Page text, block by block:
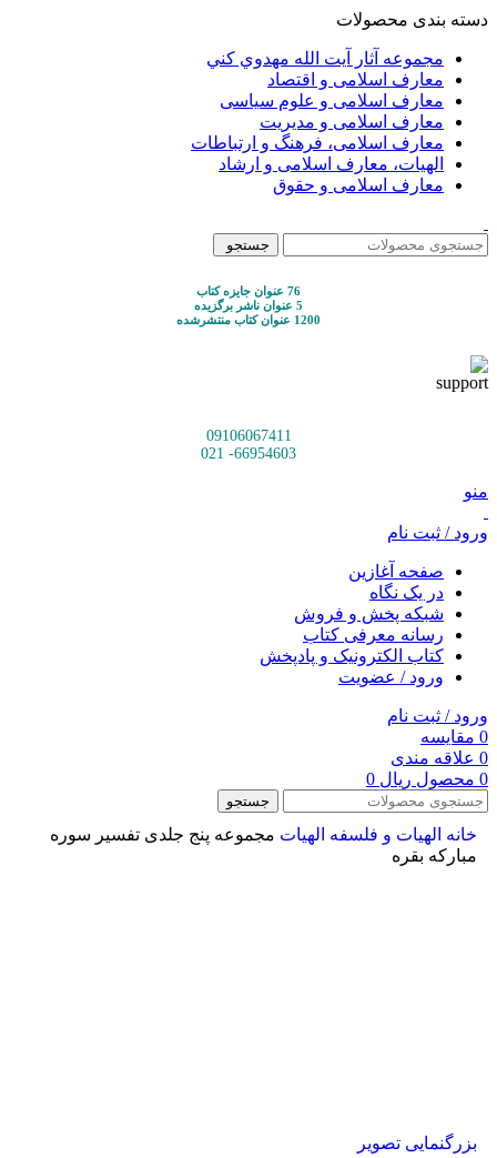
دسته بندی محصولات
مجموعه آثار آيت الله مهدوي كني
معارف اسلامی و اقتصاد
معارف اسلامی و علوم سیاسی
معارف اسلامی و مدیریت
معارف اسلامی، فرهنگ و ارتباطات
الهیات، معارف اسلامی و ارشاد
معارف اسلامی و حقوق
جستجو
76 عنوان جایزه کتاب
5 عنوان ناشر برگزیده
1200 عنوان کتاب منتشرشده
09106067411
66954603- 021
منو
ورود / ثبت نام
صفحه آغازین
در یک نگاه
شبکه پخش و فروش
رسانه معرفی کتاب
کتاب الکترونیک و پادپخش
ورود / عضویت
ورود / ثبت نام
0 مقایسه
0 علاقه مندی
0 محصول ریال
جستجو
خانه الهیات و فلسفه الهيات مجموعه پنج جلدی تفسیر سوره
مبارکه بقره
بزرگنمایی تصویر